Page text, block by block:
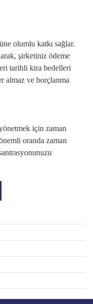
olumlu katkı sağlar.
şirketiniz ödeme
tarihli kira bedelleri
almaz ve borçlanma
için zaman
oranda zaman